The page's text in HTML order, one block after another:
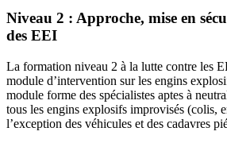
Niveau 2 : Approche, mise en
des EEI
La formation niveau 2 à la lutte contre les
module d’intervention sur les engins
module forme des spécialistes aptes à
tous les engins explosifs improvisés (colis,
l’exception des véhicules et des cadavres